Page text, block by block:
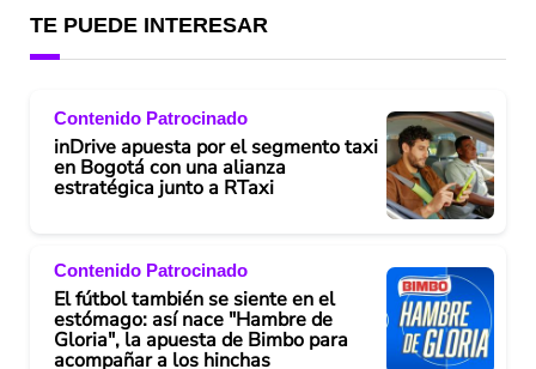
TE PUEDE INTERESAR
Contenido Patrocinado
inDrive apuesta por el segmento taxi
en Bogotá con una alianza
estratégica junto a RTaxi
Contenido Patrocinado
El fútbol también se siente en el
estómago: así nace "Hambre de
Gloria", la apuesta de Bimbo para
acompañar a los hinchas